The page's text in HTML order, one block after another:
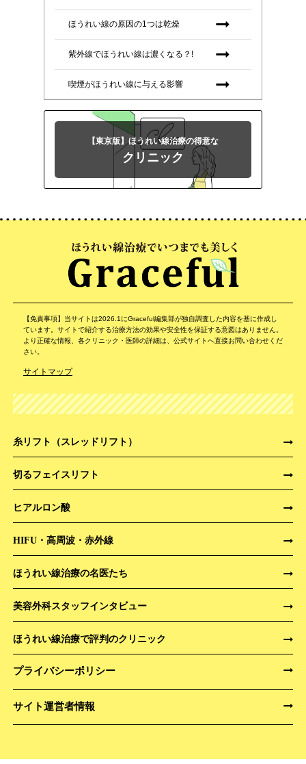
ほうれい線の原因の1つは乾燥
紫外線でほうれい線は濃くなる？!
喫煙がほうれい線に与える影響
【東京版】ほうれい線治療の得意な
クリニック
【免責事項】当サイトは2026.1にGraceful編集部が独自調査した内容を基に作成し
ています。サイトで紹介する治療方法の効果や安全性を保証する意図はありません。
より正確な情報、各クリニック・医師の詳細は、公式サイトへ直接お問い合わせくだ
さい。
サイトマップ
糸リフト（スレッドリフト）
切るフェイスリフト
ヒアルロン酸
HIFU・高周波・赤外線
ほうれい線治療の名医たち
美容外科スタッフインタビュー
ほうれい線治療で評判のクリニック
プライバシーポリシー
サイト運営者情報